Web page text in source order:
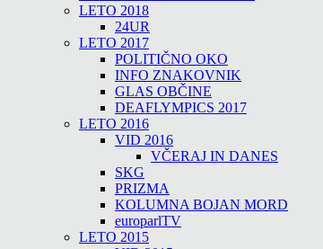
LETO 2018
24UR
LETO 2017
POLITIČNO OKO
INFO ZNAKOVNIK
GLAS OBČINE
DEAFLYMPICS 2017
LETO 2016
VID 2016
VČERAJ IN DANES
SKG
PRIZMA
KOLUMNA BOJAN MORD
europarlTV
LETO 2015